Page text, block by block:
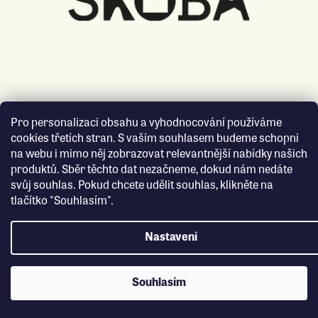
Pro personalizaci obsahu a vyhodnocování používáme
cookies třetích stran. S vaším souhlasem budeme schopni
na webu i mimo něj zobrazovat relevantnější nabídky našich
produktů. Sběr těchto dat nezačneme, dokud nám nedáte
svůj souhlas. Pokud chcete udělit souhlas, klikněte na
tlačítko "Souhlasím".
Nastavení
Souhlasím